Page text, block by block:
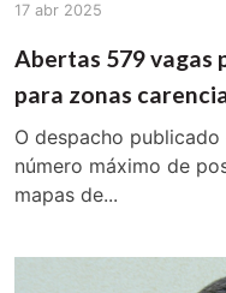
17 abr 2025
Abertas 579 vagas
para zonas
O despacho
número máximo de
mapas de...